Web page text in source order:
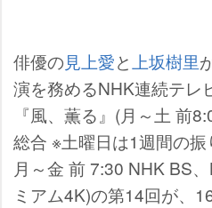
俳優の見上愛と 上坂樹里
演を務めるNHK連続テレ
『風、薫る』(月～土 前
総合 ※土曜日は1週間の振
月～金 前 7:30 NHK BS
ミアム4K)の第14回が、